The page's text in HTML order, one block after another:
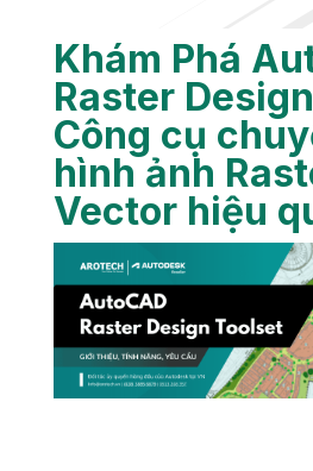
Khám Phá
Raster
Công cụ
hình ảnh
Vector hiệu